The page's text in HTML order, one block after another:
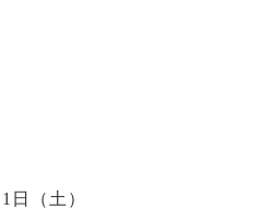
日（土）